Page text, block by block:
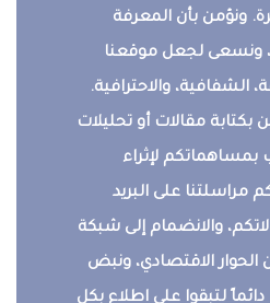
ونؤمن بأن المعرفة
ونسعى لجعل موقعنا
الشفافية، والاحترافية.
بكتابة مقالات أو تحليلات
بمساهماتكم لإثراء
مراسلتنا على البريد
والانضمام إلى شبكة
الحوار الاقتصادي، ونبض
دائماً لتبقوا على اطلاع بكل